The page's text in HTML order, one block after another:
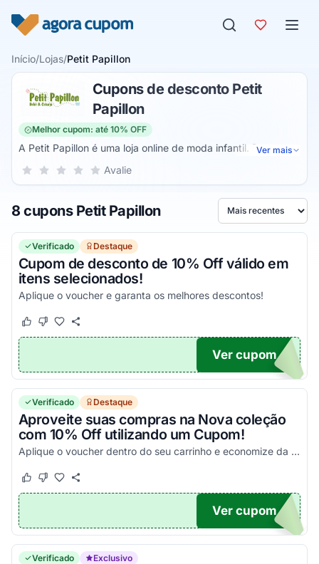
Início/Lojas/Petit Papillon
Cupons de desconto Petit
Papillon
Melhor cupom: até 10% OFF
A Petit Papillon é uma loja online de moda infantil. Dessa
forma, você pode adquirir produtos como calçados, bolsa
bebê, skip hop, passeio, sling mei tai, protetores de
pescoço, roupas, acessórios e itens para batizado.
Ver mais
Sua nota para Petit Papillon, de 1 a 5 estrelas
5 estrelas
4 estrelas
3 estrelas
2 estrelas
1 estrela Avalie
8 cupons Petit Papillon Ordenar por
Verificado Destaque
Cupom de desconto de 10% Off válido em
itens selecionados!
Aplique o voucher e garanta os melhores descontos!
Este cupom funcionou
Este cupom não funcionou
10
Ver cupom
Verificado Destaque
Aproveite suas compras na Nova coleção
com 10% Off utilizando um Cupom!
Aplique o voucher dentro do seu carrinho e economize da melhor maneira possível!
Este cupom funcionou
Este cupom não funcionou
E10
Ver cupom
Verificado Exclusivo